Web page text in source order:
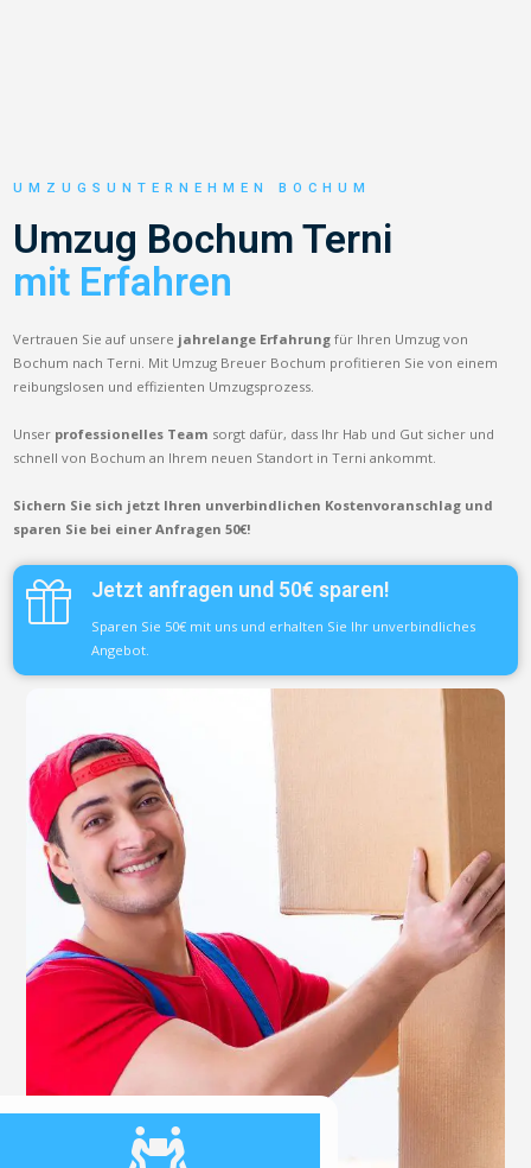
UMZUGSUNTERNEHMEN BOCHUM
Umzug Bochum Terni
mit Erfahren
Vertrauen Sie auf unsere jahrelange Erfahrung für Ihren Umzug von
Bochum nach Terni. Mit Umzug Breuer Bochum profitieren Sie von einem
reibungslosen und effizienten Umzugsprozess.
Unser professionelles Team sorgt dafür, dass Ihr Hab und Gut sicher und
schnell von Bochum an Ihrem neuen Standort in Terni ankommt.
Sichern Sie sich jetzt Ihren unverbindlichen Kostenvoranschlag und
sparen Sie bei einer Anfragen 50€!
Jetzt anfragen und 50€ sparen!
Sparen Sie 50€ mit uns und erhalten Sie Ihr unverbindliches
Angebot.